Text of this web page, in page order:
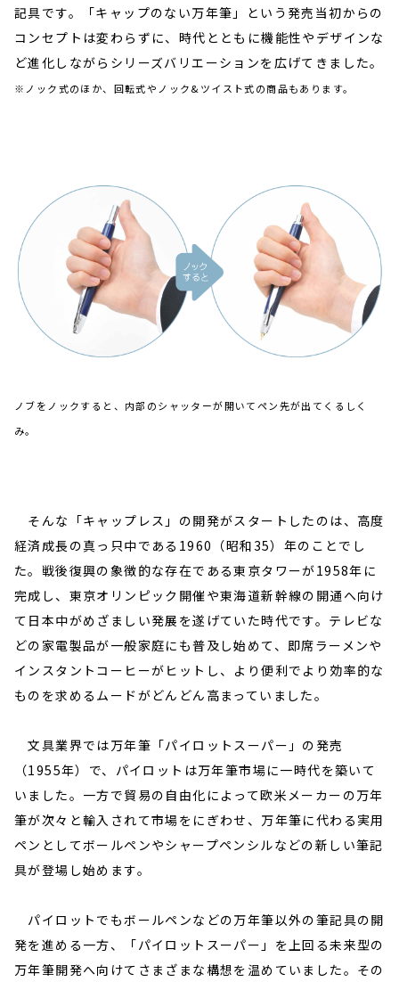
記具です。「キャップのない万年筆」という発売当初からの
コンセプトは変わらずに、時代とともに機能性やデザインな
ど進化しながらシリーズバリエーションを広げてきました。
※ノック式のほか、回転式やノック&ツイスト式の商品もあります。
ノブをノックすると、内部のシャッターが開いてペン先が出てくるしく
み。
そんな「キャップレス」の開発がスタートしたのは、高度
経済成長の真っ只中である1960（昭和35）年のことでし
た。戦後復興の象徴的な存在である東京タワーが1958年に
完成し、東京オリンピック開催や東海道新幹線の開通へ向け
て日本中がめざましい発展を遂げていた時代です。テレビな
どの家電製品が一般家庭にも普及し始めて、即席ラーメンや
インスタントコーヒーがヒットし、より便利でより効率的な
ものを求めるムードがどんどん高まっていました。
文具業界では万年筆「パイロットスーパー」の発売
（1955年）で、パイロットは万年筆市場に一時代を築いて
いました。一方で貿易の自由化によって欧米メーカーの万年
筆が次々と輸入されて市場をにぎわせ、万年筆に代わる実用
ペンとしてボールペンやシャープペンシルなどの新しい筆記
具が登場し始めます。
パイロットでもボールペンなどの万年筆以外の筆記具の開
発を進める一方、「パイロットスーパー」を上回る未来型の
万年筆開発へ向けてさまざまな構想を温めていました。その